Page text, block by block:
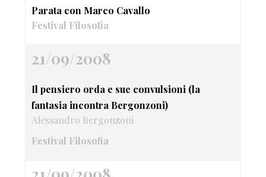
Parata con Marco Cavallo
Festival Filosofia
21/09/2008
Il pensiero orda e sue convulsioni (la
fantasia incontra Bergonzoni)
Alessandro Bergonzoni
Festival Filosofia